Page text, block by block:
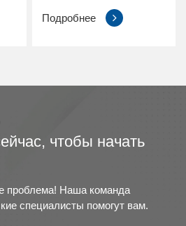
Подробнее
чтобы начать
проблема! Наша команда
специалисты помогут вам.